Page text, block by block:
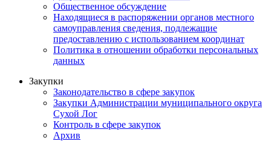
Общественное обсуждение
Находящиеся в распоряжении органов местного
самоуправления сведения, подлежащие
предоставлению с использованием координат
Политика в отношении обработки персональных
данных
Закупки
Законодательство в сфере закупок
Закупки Администрации муниципального округа
Сухой Лог
Контроль в сфере закупок
Архив